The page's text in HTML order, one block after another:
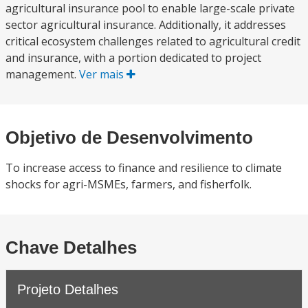
agricultural insurance pool to enable large-scale private
sector agricultural insurance. Additionally, it addresses
critical ecosystem challenges related to agricultural credit
and insurance, with a portion dedicated to project
management. Ver mais
Objetivo de Desenvolvimento
To increase access to finance and resilience to climate
shocks for agri-MSMEs, farmers, and fisherfolk.
Chave Detalhes
Projeto Detalhes